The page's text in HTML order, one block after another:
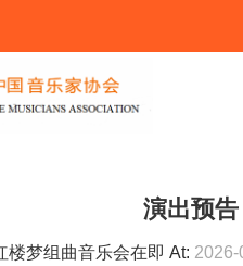
演出预告
楼梦组曲音乐会在即 At: 2026-